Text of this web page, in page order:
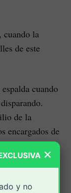
la
de este
cuando
de la
encargados de
líderes
galenos
×
y no